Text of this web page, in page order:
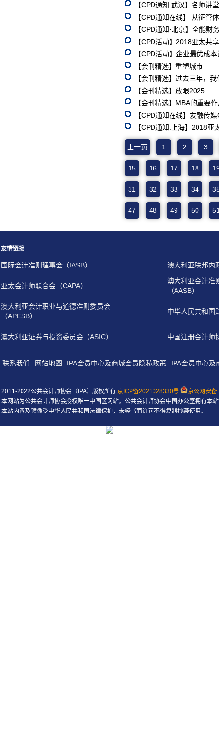
【CPD通知.武汉】名师讲
【CPD通知在线】 从征管
【CPD通知·北京】全能
【CPD活动】2018亚太共
【CPD活动】企业最优成
【会刊精选】重塑城市
【会刊精选】过去三年，
【会刊精选】放眼2025
【会刊精选】MBA的重要
【CPD通知在线】友融传
【CPD通知.上海】2018
上一页 1 2 3
15 16 17 18
31 32 33 34
47 48 49 50
友情链接
国际会计准则理事会（IASB） 澳大利亚联邦内
亚太会计师联合会（CAPA）
澳大利亚会计准
（AASB）
澳大利亚会计职业与道德准则委员会
（APESB）
中华人民共和国
澳大利亚证券与投资委员会（ASIC） 中国注册会计师
联系我们 网站地图 IPA会员中心及商城会员隐私政策 IPA会员中心及
2011-2022公共会计师协会（IPA）版权所有 京ICP备2021028330号
京公网安
本网站为公共会计师协会授权唯一中国区网站。公共会计师协会中国办公室拥有本
本站内容及镜像受中华人民共和国法律保护，未经书面许可不得复制抄袭使用。